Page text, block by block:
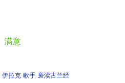
满意
伊拉克 歌手 亵渎古兰经